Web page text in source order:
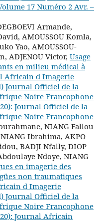
17 Numéro 2 Avr. –
Armande,
AMOUSSOU Komla,
Yao, AMOUSSOU-
ADJENOU Victor, Usage
en milieu médical à
Africain d Imagerie
Journal Officiel de la
Noire Francophone
Journal Officiel de la
Noire Francophone
NIANG Fallou
Ibrahima, AKPO
BADJI Nfally, DIOP
Ndoye, NIANG
en imagerie des
non traumatiques
d Imagerie
Journal Officiel de la
Noire Francophone
Journal Africain